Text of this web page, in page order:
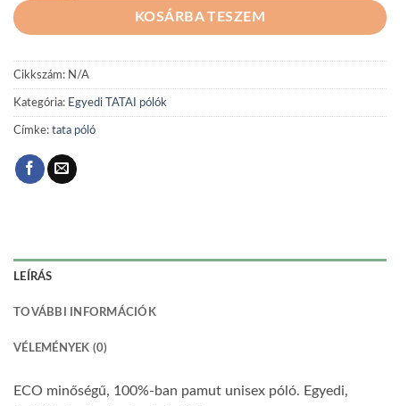
KOSÁRBA TESZEM
Cikkszám: N/A
Kategória: Egyedi TATAI pólók
Címke: tata póló
LEÍRÁS
TOVÁBBI INFORMÁCIÓK
VÉLEMÉNYEK (0)
ECO minőségű, 100%-ban pamut unisex póló. Egyedi,